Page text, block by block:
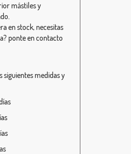
mástiles y
en stock, necesitas
ponte en contacto
siguientes medidas y